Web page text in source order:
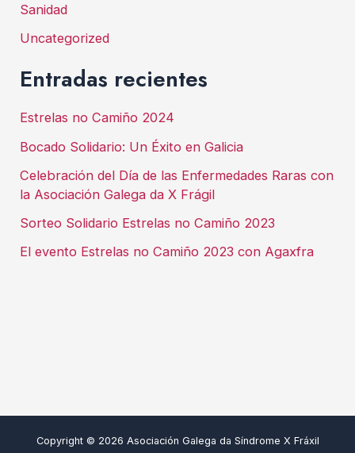
Sanidad
Uncategorized
Entradas recientes
Estrelas no Camiño 2024
Bocado Solidario: Un Éxito en Galicia
Celebración del Día de las Enfermedades Raras con
la Asociación Galega da X Frágil
Sorteo Solidario Estrelas no Camiño 2023
El evento Estrelas no Camiño 2023 con Agaxfra
Copyright © 2026 Asociación Galega da Síndrome X Fráxil